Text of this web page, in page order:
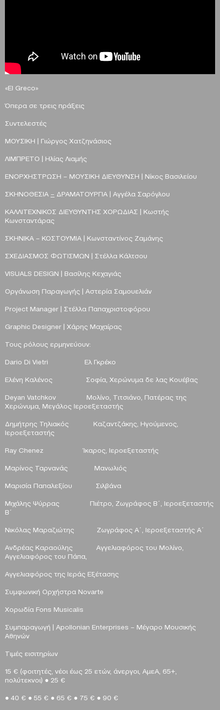
«El Greco»
Όπερα σε τρεις πράξεις
Συντελεστές
ΜΟΥΣΙΚΗ | Γιώργος Χατζηνάσιος
ΛΙΜΠΡΕΤΟ | Ηλίας Λιαμής
ΕΝΟΡΧΗΣΤΡΩΣΗ – ΜΟΥΣΙΚΗ ΔΙΕΥΘΥΝΣΗ | Νίκος Βασιλείου
ΣΚΗΝΟΘΕΣΙΑ – ΔΡΑΜΑΤΟΥΡΓΙΑ | Αγγέλα Σαρόγλου
ΚΑΛΛΙΤΕΧΝΙΚΟΣ ΔΙΕΥΘΥΝΤΗΣ ΧΟΡΩΔΙΑΣ | Κωστής
Κωνσταντάρας
ΣΚΗΝΙΚΑ – ΚΟΣΤΟΥΜΙΑ | Κωνσταντίνος Ζαμάνης
ΣΧΕΔΙΑΣΜΟΣ ΦΩΤΙΣΜΩΝ | Στέλλα Κάλτσου
VISUALS DESIGN | Βασίλης Κεχαγιάς
Οργάνωση Παραγωγής | Αστερία Σαμουελιάν
Project Manager | Στέλλα Παπαχριστοφόρου
Graphic Designer | Χάρης Μαχαίρας
Τους ρόλους ερμηνεύουν:
Dario Di Vietri
Ελ Γκρέκο
Ελένη Καλένος
Σοφία, Χερώνυμα δε λας Κουέβας
Deyan Vatchkov Mολίνο, Τιτσιάνο, Πατέρας της
Χερώνυμα, Μεγάλος Ιεροεξεταστής
Δημήτρης Τηλιακός Kαζαντζάκης, Ηγούμενος,
Ιεροεξεταστής
Ray Chenez
Ίκαρος, Ιεροεξεταστής
Μαρίνος Ταρνανάς
Μανωλιός
Μαρισία Παπαλεξίου Σιλβάνα
Μιχάλης Ψύρρας Πιέτρο, Ζωγράφος Β΄, Ιεροεξεταστής
Β΄
Νικόλας Μαραζιώτης Ζωγράφος Α΄, Ιεροεξεταστής Α΄
Ανδρέας Καραούλης Αγγελιαφόρος του Μολίνο,
Αγγελιαφόρος του Πάπα,
Αγγελιαφόρος της Ιεράς Εξέτασης
Συμφωνική Ορχήστρα Novarte
Χορωδία Fons Musicalis
Συμπαραγωγή | Apollonian Enterprises – Μέγαρο Μουσικής
Αθηνών
Τιμές εισιτηρίων
15 € (φοιτητές, νέοι έως 25 ετών, άνεργοι, ΑμεΑ, 65+,
πολύτεκνοι) ● 25 €
● 40 € ● 55 € ● 65 € ● 75 € ● 90 €